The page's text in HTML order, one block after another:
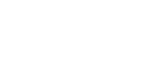
郵便・簡易生命保険・第１巻
号